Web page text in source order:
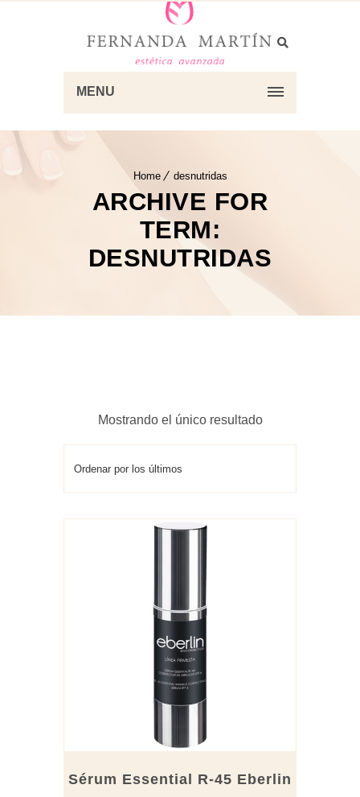
MENU
Home desnutridas
ARCHIVE FOR
TERM:
DESNUTRIDAS
Mostrando el único resultado
Sérum Essential R-45 Eberlin